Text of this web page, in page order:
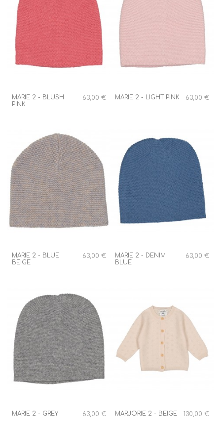
MARIE 2 - BLUSH
PINK
63,00 € MARIE 2 - LIGHT PINK 63,00 €
MARIE 2 - BLUE
BEIGE
63,00 €
MARIE 2 - DENIM
BLUE
63,00 €
MARIE 2 - GREY 63,00 € MARJORIE 2 - BEIGE 130,00 €